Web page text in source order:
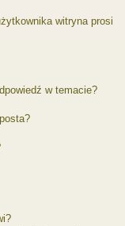
witryna prosi
w temacie?